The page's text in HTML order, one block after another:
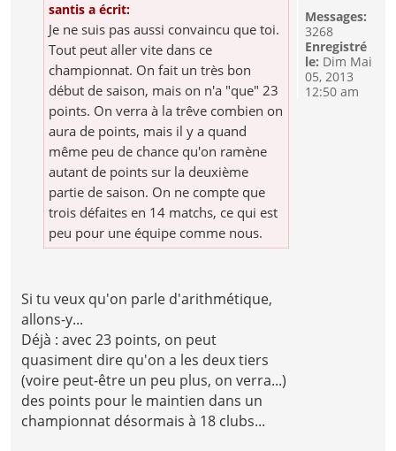
santis a écrit:
Je ne suis pas aussi convaincu que toi.
Tout peut aller vite dans ce
championnat. On fait un très bon
début de saison, mais on n'a "que" 23
points. On verra à la trêve combien on
aura de points, mais il y a quand
même peu de chance qu'on ramène
autant de points sur la deuxième
partie de saison. On ne compte que
trois défaites en 14 matchs, ce qui est
peu pour une équipe comme nous.
Si tu veux qu'on parle d'arithmétique,
allons-y...
Déjà : avec 23 points, on peut
quasiment dire qu'on a les deux tiers
(voire peut-être un peu plus, on verra...)
des points pour le maintien dans un
championnat désormais à 18 clubs...
Messages:
3268
Enregistré
le: Dim Mai
05, 2013
12:50 am